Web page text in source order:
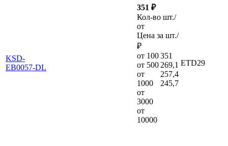
KSD-
EB0057-DL
351 ₽
Кол-во шт./
от
Цена за шт./
₽
от 100
от 500
от
1000
от
3000
от
10000
351
269,1
257,4
245,7
ETD29